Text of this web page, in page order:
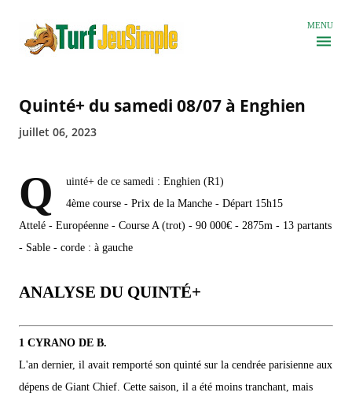
MENU
Quinté+ du samedi 08/07 à Enghien
juillet 06, 2023
Q
uinté+ de ce samedi : Enghien (R1)
4ème course - Prix de la Manche - Départ 15h15
Attelé - Européenne - Course A (trot) - 90 000€ - 2875m - 13 partants
- Sable - corde : à gauche
ANALYSE DU QUINTÉ+
1 CYRANO DE B.
L'an dernier, il avait remporté son quinté sur la cendrée parisienne aux
dépens de Giant Chief. Cette saison, il a été moins tranchant, mais